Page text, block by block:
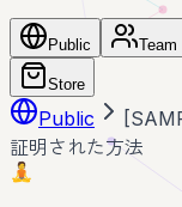
Public Team
Store
Public
証明された方法
🧘